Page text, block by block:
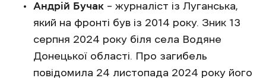
Андрій Бучак – журналіст із Луганська,
який на фронті був із 2014 року. Зник 13
серпня 2024 року біля села Водяне
Донецької області. Про загибель
повідомила 24 листопада 2024 року його